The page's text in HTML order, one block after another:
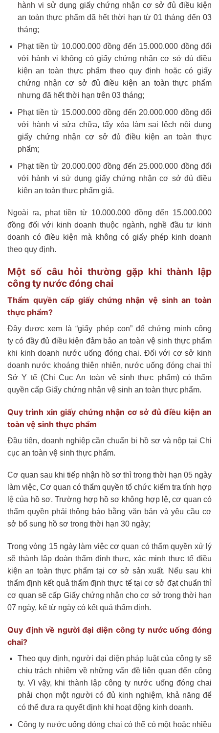
hành vi sử dụng giấy chứng nhận cơ sở đủ điều kiện
an toàn thực phẩm đã hết thời hạn từ 01 tháng đến 03
tháng;
Phạt tiền từ 10.000.000 đồng đến 15.000.000 đồng đối
với hành vi không có giấy chứng nhận cơ sở đủ điều
kiện an toàn thực phẩm theo quy định hoặc có giấy
chứng nhận cơ sở đủ điều kiện an toàn thực phẩm
nhưng đã hết thời hạn trên 03 tháng;
Phạt tiền từ 15.000.000 đồng đến 20.000.000 đồng đối
với hành vi sửa chữa, tẩy xóa làm sai lệch nội dung
giấy chứng nhận cơ sở đủ điều kiện an toàn thực
phẩm;
Phạt tiền từ 20.000.000 đồng đến 25.000.000 đồng đối
với hành vi sử dụng giấy chứng nhận cơ sở đủ điều
kiện an toàn thực phẩm giả.
Ngoài ra, phạt tiền từ 10.000.000 đồng đến 15.000.000
đồng đối với kinh doanh thuộc ngành, nghề đầu tư kinh
doanh có điều kiện mà không có giấy phép kinh doanh
theo quy định.
Một số câu hỏi thường gặp khi thành lập
công ty nước đóng chai
Thẩm quyền cấp giấy chứng nhận vệ sinh an toàn
thực phẩm?
Đây được xem là “giấy phép con” để chứng minh công
ty có đầy đủ điều kiện đảm bảo an toàn vệ sinh thực phẩm
khi kinh doanh nước uống đóng chai. Đối với cơ sở kinh
doanh nước khoáng thiên nhiên, nước uống đóng chai thì
Sở Y tế (Chi Cục An toàn vệ sinh thực phẩm) có thẩm
quyền cấp Giấy chứng nhận vệ sinh an toàn thực phẩm.
Quy trình xin giấy chứng nhận cơ sở đủ điều kiện an
toàn vệ sinh thực phẩm
Đầu tiên, doanh nghiệp cần chuẩn bị hồ sơ và nộp tại Chi
cục an toàn vệ sinh thực phẩm.
Cơ quan sau khi tiếp nhận hồ sơ thì trong thời hạn 05 ngày
làm việc, Cơ quan có thẩm quyền tổ chức kiểm tra tính hợp
lệ của hồ sơ. Trường hợp hồ sơ không hợp lệ, cơ quan có
thẩm quyền phải thông báo bằng văn bản và yêu cầu cơ
sở bổ sung hồ sơ trong thời hạn 30 ngày;
Trong vòng 15 ngày làm việc cơ quan có thẩm quyền xử lý
sẽ thành lập đoàn thẩm định thực, xác minh thực tế điều
kiện an toàn thực phẩm tại cơ sở sản xuất. Nếu sau khi
thẩm định kết quả thẩm định thực tế tại cơ sở đạt chuẩn thì
cơ quan sẽ cấp Giấy chứng nhận cho cơ sở trong thời hạn
07 ngày, kể từ ngày có kết quả thẩm định.
Quy định về người đại diện công ty nước uống đóng
chai?
Theo quy định, người đại diện pháp luật của công ty sẽ
chịu trách nhiệm về những vấn đề liên quan đến công
ty. Vì vậy, khi thành lập công ty nước uống đóng chai
phải chọn một người có đủ kinh nghiệm, khả năng để
có thể đưa ra quyết định khi hoạt động kinh doanh.
Công ty nước uống đóng chai có thể có một hoặc nhiều